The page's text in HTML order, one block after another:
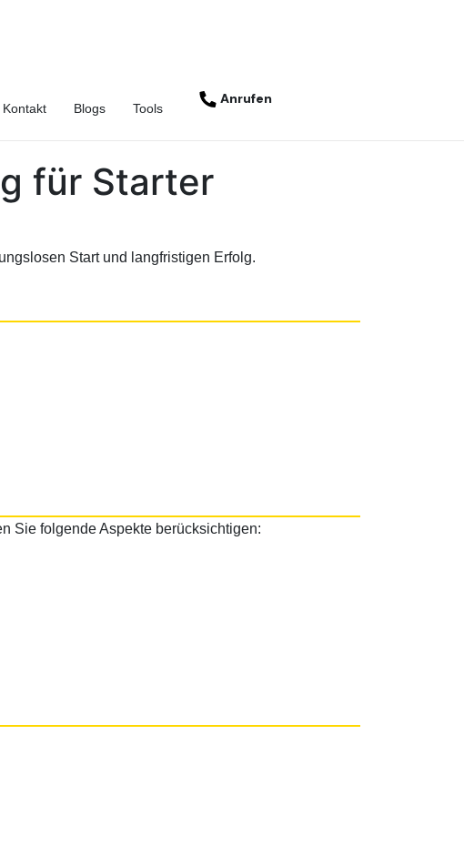
Kontakt Blogs Tools
Anrufen
für Starter
Start und langfristigen Erfolg.
Sie folgende Aspekte berücksichtigen: